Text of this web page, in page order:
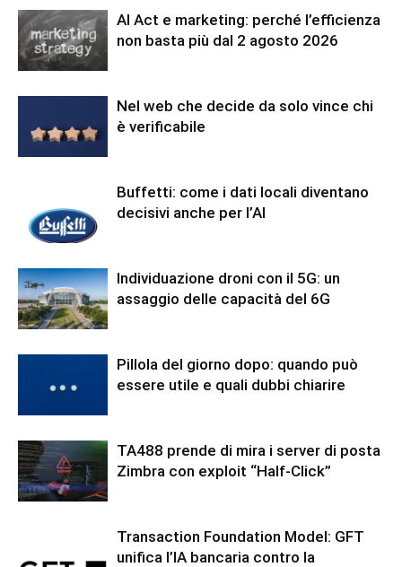
AI Act e marketing: perché l’efficienza
non basta più dal 2 agosto 2026
Nel web che decide da solo vince chi
è verificabile
Buffetti: come i dati locali diventano
decisivi anche per l’AI
Individuazione droni con il 5G: un
assaggio delle capacità del 6G
Pillola del giorno dopo: quando può
essere utile e quali dubbi chiarire
TA488 prende di mira i server di posta
Zimbra con exploit “Half-Click”
Transaction Foundation Model: GFT
unifica l’IA bancaria contro la